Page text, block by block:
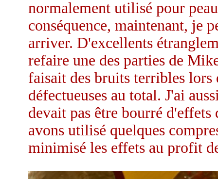
normalement utilisé pour
conséquence, maintenant, je
arriver. D'excellents
refaire une des parties de
faisait des bruits terribles lors
défectueuses au total. J'ai
devait pas être bourré
avons utilisé quelques
minimisé les effets au profit